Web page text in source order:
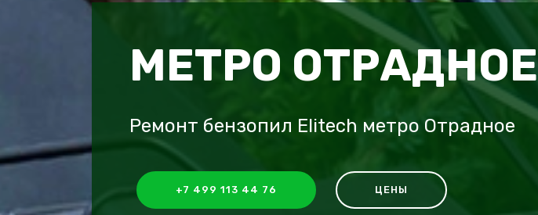
МЕТРО ОТРАДНОЕ
Ремонт бензопил Elitech метро Отрадное
+7 499 113 44 76 ЦЕНЫ